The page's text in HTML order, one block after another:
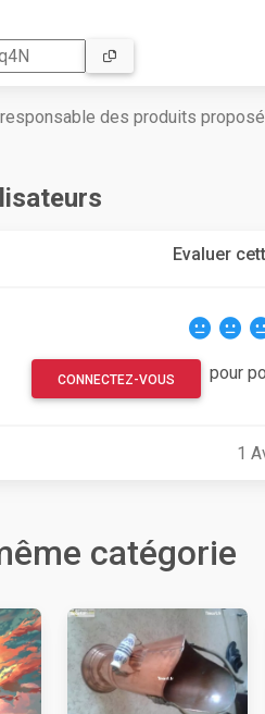
des produits
Evaluer
CONNECTEZ-VOUS pour
1
catégorie